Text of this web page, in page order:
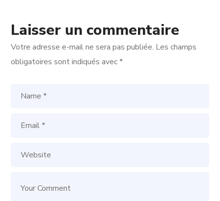
Laisser un commentaire
Votre adresse e-mail ne sera pas publiée. Les champs
obligatoires sont indiqués avec*